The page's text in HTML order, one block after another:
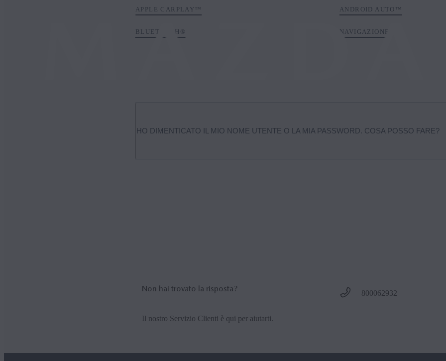
APPLE CARPLAY™ ANDROID AUTO™
BLUETOOTH® NAVIGAZIONE
HO DIMENTICATO IL MIO NOME UTENTE O LA MIA PASSWORD. COSA POSSO FARE?
Non hai trovato la risposta?
Il nostro Servizio Clienti è qui per aiutarti.
800062932